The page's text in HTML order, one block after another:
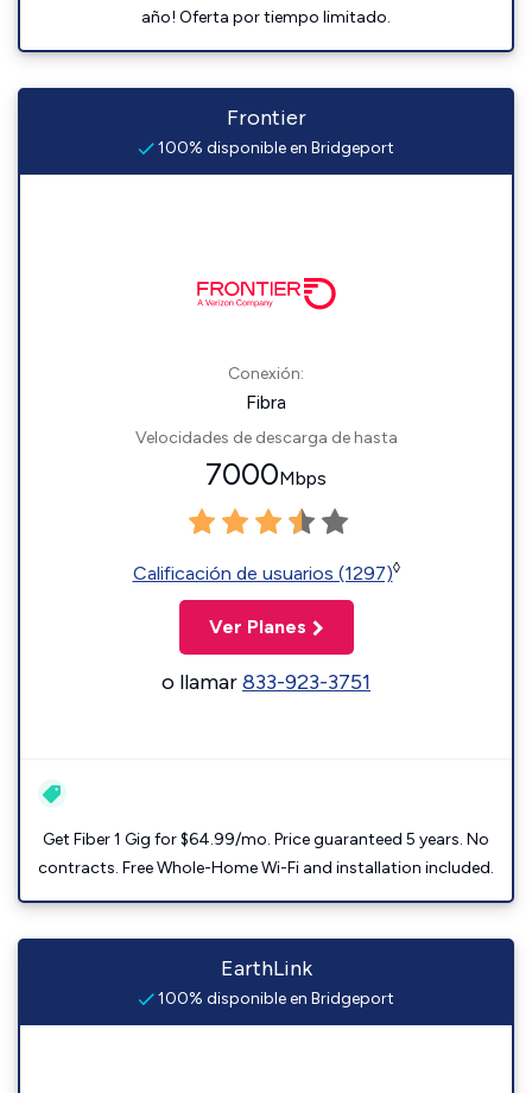
año! Oferta por tiempo limitado.
Frontier
100% disponible en Bridgeport
Conexión:
Fibra
Velocidades de descarga de hasta
7000Mbps
Calificación de usuarios (1297)◊
Ver Planes
o llamar833-923-3751
Get Fiber 1 Gig for $64.99/mo. Price guaranteed 5 years. No
contracts. Free Whole-Home Wi-Fi and installation included.
EarthLink
100% disponible en Bridgeport